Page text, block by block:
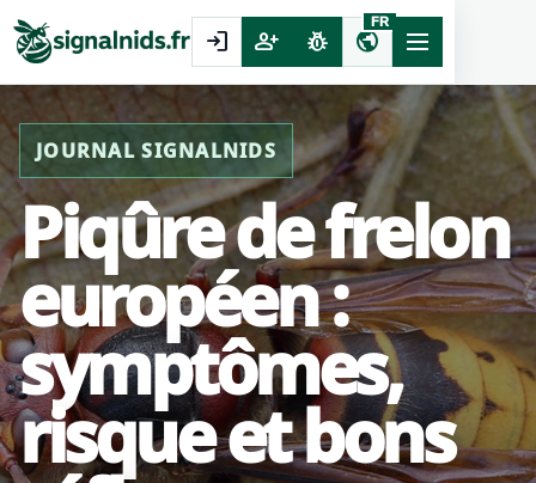
login person_add pest_control public
FR
JOURNAL SIGNALNIDS
Piqûre de frelon
européen :
symptômes,
risque et bons